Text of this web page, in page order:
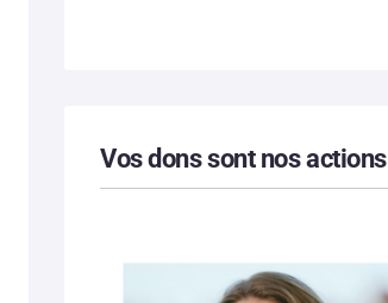
Vos dons sont nos actions